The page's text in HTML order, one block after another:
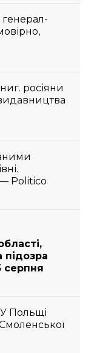
генерал-
росіяни
— Politico
серпня
Польщі